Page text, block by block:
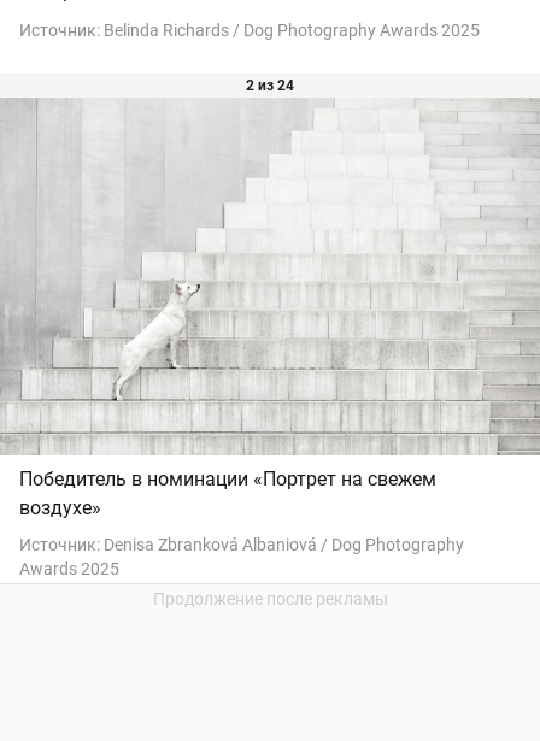
Источник: Belinda Richards / Dog Photography Awards 2025
2 из 24
Победитель в номинации «Портрет на свежем
воздухе»
Источник: Denisa Zbranková Albaniová / Dog Photography
Awards 2025